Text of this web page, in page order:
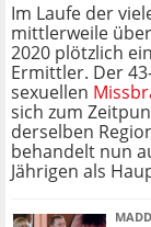
Im Laufe der
mittlerweile
2020 plötzlich
Ermittler. Der
sexuellen
sich zum
derselben
behandelt nun
Jährigen als